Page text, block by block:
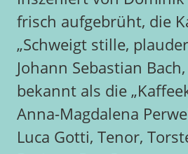
frisch aufgebrüht, die
„Schweigt stille,
Johann Sebastian
bekannt als die
Anna-Magdalena
Luca Gotti, Tenor,